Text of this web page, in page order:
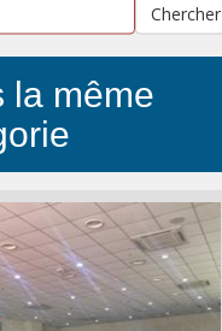
Chercher
la même